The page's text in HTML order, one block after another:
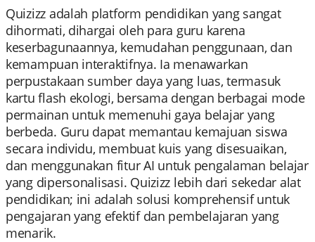
Quizizz adalah platform pendidikan yang sangat
dihormati, dihargai oleh para guru karena
keserbagunaannya, kemudahan penggunaan, dan
kemampuan interaktifnya. Ia menawarkan
perpustakaan sumber daya yang luas, termasuk
kartu flash ekologi, bersama dengan berbagai mode
permainan untuk memenuhi gaya belajar yang
berbeda. Guru dapat memantau kemajuan siswa
secara individu, membuat kuis yang disesuaikan,
dan menggunakan fitur AI untuk pengalaman belajar
yang dipersonalisasi. Quizizz lebih dari sekedar alat
pendidikan; ini adalah solusi komprehensif untuk
pengajaran yang efektif dan pembelajaran yang
menarik.